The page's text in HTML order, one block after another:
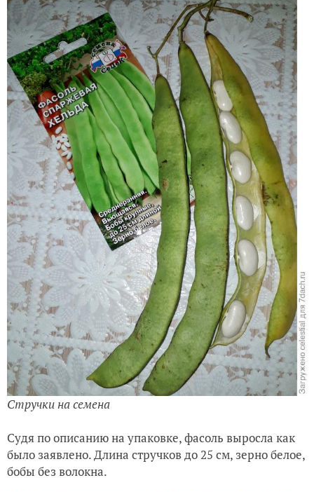
Стручки на семена
Судя по описанию на упаковке, фасоль выросла как
было заявлено. Длина стручков до 25 см, зерно белое,
бобы без волокна.